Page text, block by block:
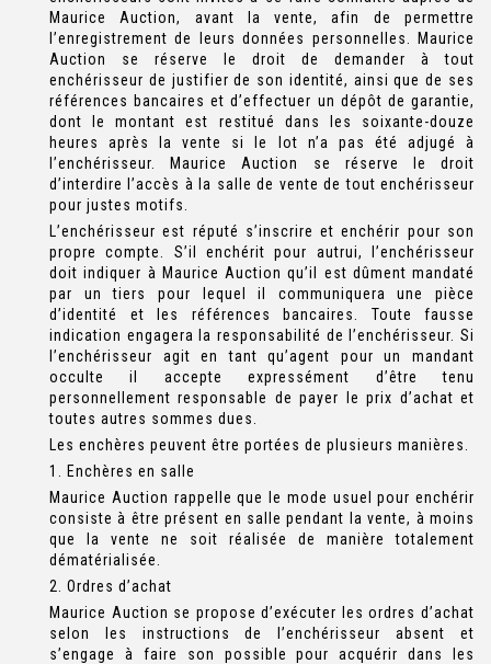
Maurice Auction, avant la vente, afin de permettre
l’enregistrement de leurs données personnelles. Maurice
Auction se réserve le droit de demander à tout
enchérisseur de justifier de son identité, ainsi que de ses
références bancaires et d’effectuer un dépôt de garantie,
dont le montant est restitué dans les soixante-douze
heures après la vente si le lot n’a pas été adjugé à
l’enchérisseur. Maurice Auction se réserve le droit
d’interdire l’accès à la salle de vente de tout enchérisseur
pour justes motifs.
L’enchérisseur est réputé s’inscrire et enchérir pour son
propre compte. S’il enchérit pour autrui, l’enchérisseur
doit indiquer à Maurice Auction qu’il est dûment mandaté
par un tiers pour lequel il communiquera une pièce
d’identité et les références bancaires. Toute fausse
indication engagera la responsabilité de l’enchérisseur. Si
l’enchérisseur agit en tant qu’agent pour un mandant
occulte il accepte expressément d’être tenu
personnellement responsable de payer le prix d’achat et
toutes autres sommes dues.
Les enchères peuvent être portées de plusieurs manières.
1. Enchères en salle
Maurice Auction rappelle que le mode usuel pour enchérir
consiste à être présent en salle pendant la vente, à moins
que la vente ne soit réalisée de manière totalement
dématérialisée.
2. Ordres d’achat
Maurice Auction se propose d’exécuter les ordres d’achat
selon les instructions de l’enchérisseur absent et
s’engage à faire son possible pour acquérir dans les